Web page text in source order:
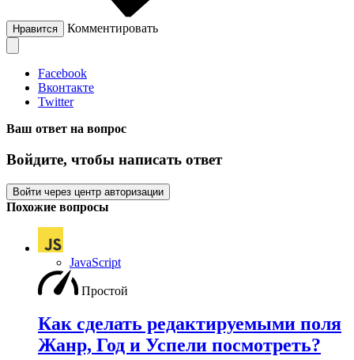
Нравится Комментировать
Facebook
Вконтакте
Twitter
Ваш ответ на вопрос
Войдите, чтобы написать ответ
Войти через центр авторизации
Похожие вопросы
JavaScript
Простой
Как сделать редактируемыми поля
Жанр, Год и Успели посмотреть?